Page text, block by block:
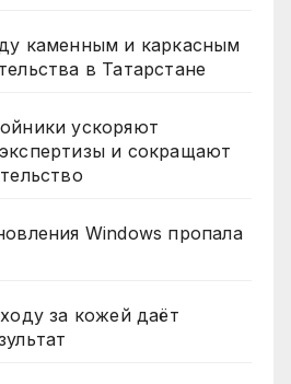
каменным и каркасным
в Татарстане
ускоряют
и сокращают
Windows пропала
за кожей даёт